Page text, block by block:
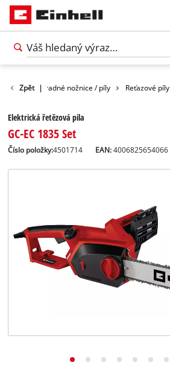
Zpět |
Záhradné nožnice / píly Reťazové píly
Elektrická řetězová pila
GC-EC 1835 Set
Číslo položky:4501714 EAN:4006825654066